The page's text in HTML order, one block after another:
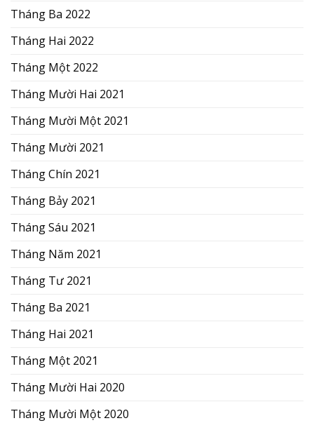
Tháng Ba 2022
Tháng Hai 2022
Tháng Một 2022
Tháng Mười Hai 2021
Tháng Mười Một 2021
Tháng Mười 2021
Tháng Chín 2021
Tháng Bảy 2021
Tháng Sáu 2021
Tháng Năm 2021
Tháng Tư 2021
Tháng Ba 2021
Tháng Hai 2021
Tháng Một 2021
Tháng Mười Hai 2020
Tháng Mười Một 2020